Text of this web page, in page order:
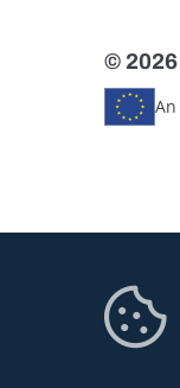
©
An